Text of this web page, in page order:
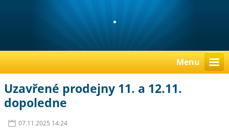
.
Menu
Uzavřené prodejny 11. a 12.11.
dopoledne
07.11.2025 14:24